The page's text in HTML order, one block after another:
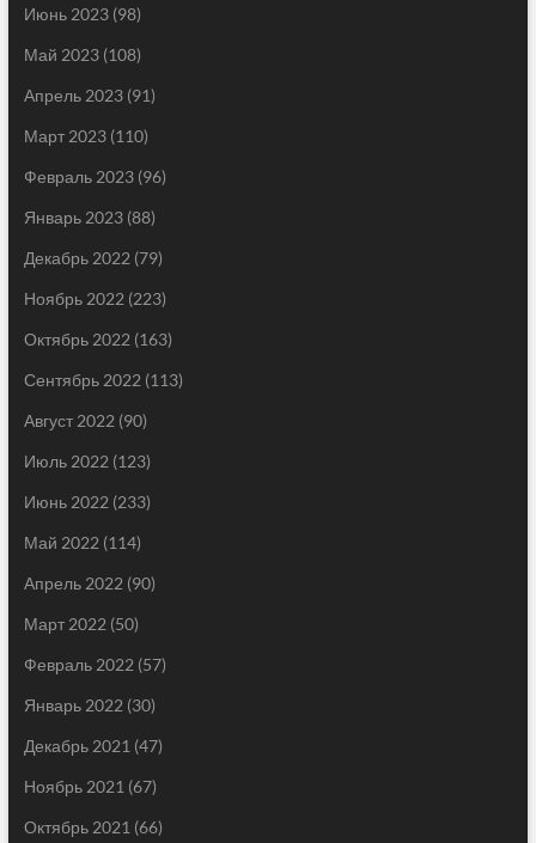
Июнь 2023(98)
Май 2023(108)
Апрель 2023(91)
Март 2023(110)
Февраль 2023(96)
Январь 2023(88)
Декабрь 2022 (79)
Ноябрь 2022 (223)
Октябрь 2022 (163)
Сентябрь 2022 (113)
Август 2022 (90)
Июль 2022 (123)
Июнь 2022 (233)
Май 2022 (114)
Апрель 2022 (90)
Март 2022 (50)
Февраль 2022 (57)
Январь 2022 (30)
Декабрь 2021 (47)
Ноябрь 2021 (67)
Октябрь 2021 (66)